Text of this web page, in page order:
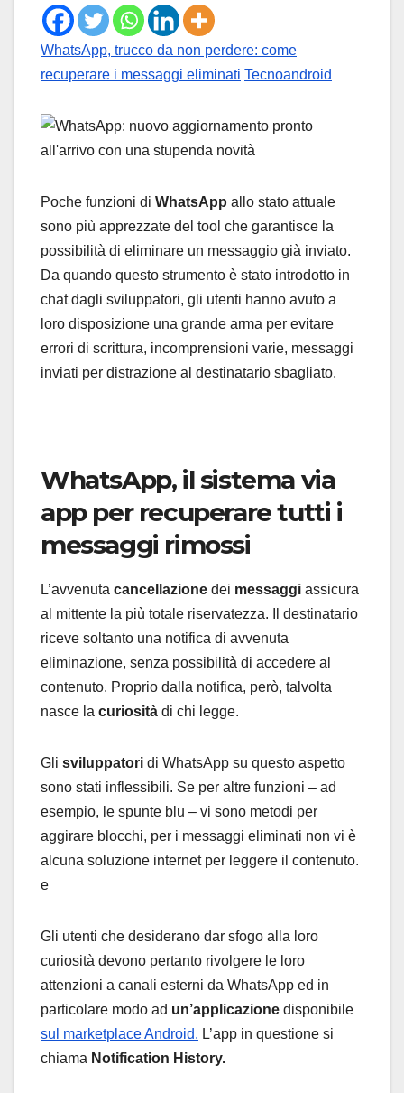
WhatsApp, trucco da non perdere: come
recuperare i messaggi eliminati Tecnoandroid
Poche funzioni di WhatsApp allo stato attuale
sono più apprezzate del tool che garantisce la
possibilità di eliminare un messaggio già inviato.
Da quando questo strumento è stato introdotto in
chat dagli sviluppatori, gli utenti hanno avuto a
loro disposizione una grande arma per evitare
errori di scrittura, incomprensioni varie, messaggi
inviati per distrazione al destinatario sbagliato.
WhatsApp, il sistema via
app per recuperare tutti i
messaggi rimossi
L’avvenuta cancellazione dei messaggi assicura
al mittente la più totale riservatezza. Il destinatario
riceve soltanto una notifica di avvenuta
eliminazione, senza possibilità di accedere al
contenuto. Proprio dalla notifica, però, talvolta
nasce la curiosità di chi legge.
Gli sviluppatori di WhatsApp su questo aspetto
sono stati inflessibili. Se per altre funzioni – ad
esempio, le spunte blu – vi sono metodi per
aggirare blocchi, per i messaggi eliminati non vi è
alcuna soluzione internet per leggere il contenuto.
e
Gli utenti che desiderano dar sfogo alla loro
curiosità devono pertanto rivolgere le loro
attenzioni a canali esterni da WhatsApp ed in
particolare modo ad un’applicazione disponibile
sul marketplace Android. L’app in questione si
chiama Notification History.